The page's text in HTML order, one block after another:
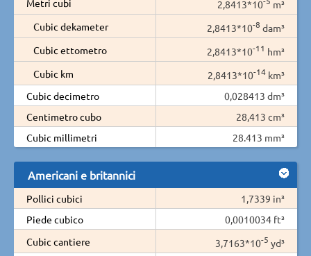
Metri cubi
2,8413*10
m³
Cubic dekameter
2,8413*10-8 dam³
Cubic ettometro
2,8413*10-11 hm³
Cubic km
2,8413*10-14 km³
Cubic decimetro
0,028413 dm³
Centimetro cubo
28,413 cm³
Cubic millimetri
28.413 mm³
Americani e britannici
Pollici cubici
1,7339 in³
Piede cubico
0,0010034 ft³
Cubic cantiere
3,7163*10-5 yd³